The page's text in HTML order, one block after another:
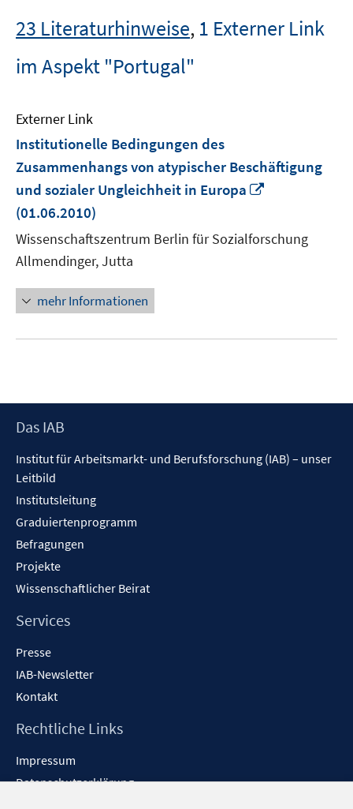
23 Literaturhinweise, 1 Externer Link
im Aspekt "Portugal"
Externer Link
Institutionelle Bedingungen des
Zusammenhangs von atypischer Beschäftigung
und sozialer Ungleichheit in Europa
öffnen
(01.06.2010)
Wissenschaftszentrum Berlin für Sozialforschung
Allmendinger, Jutta
mehr Informationen
Footer
Das IAB
Institut für Arbeitsmarkt- und Berufsforschung (IAB) – unser
Leitbild
Institutsleitung
Graduiertenprogramm
Befragungen
Projekte
Wissenschaftlicher Beirat
Services
Presse
IAB-Newsletter
Kontakt
Rechtliche Links
Impressum
Datenschutzerklärung